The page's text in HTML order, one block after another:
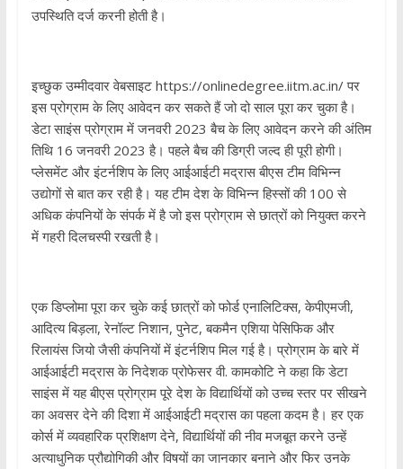
उपस्थिति दर्ज करनी होती है।
इच्छुक उम्मीदवार वेबसाइट https://onlinedegree.iitm.ac.in/ पर
इस प्रोग्राम के लिए आवेदन कर सकते हैं जो दो साल पूरा कर चुका है।
डेटा साइंस प्रोग्राम में जनवरी 2023 बैच के लिए आवेदन करने की अंतिम
तिथि 16 जनवरी 2023 है। पहले बैच की डिग्री जल्द ही पूरी होगी।
प्लेसमेंट और इंटर्नशिप के लिए आईआईटी मद्रास बीएस टीम विभिन्न
उद्योगों से बात कर रही है। यह टीम देश के विभिन्न हिस्सों की 100 से
अधिक कंपनियों के संपर्क में है जो इस प्रोग्राम से छात्रों को नियुक्त करने
में गहरी दिलचस्पी रखती है।
एक डिप्लोमा पूरा कर चुके कई छात्रों को फोर्ड एनालिटिक्स, केपीएमजी,
आदित्य बिड़ला, रेनॉल्ट निशान, पुनेट, बकमैन एशिया पेसिफिक और
रिलायंस जियो जैसी कंपनियों में इंटर्नशिप मिल गई है। प्रोग्राम के बारे में
आईआईटी मद्रास के निदेशक प्रोफेसर वी. कामकोटि ने कहा कि डेटा
साइंस में यह बीएस प्रोग्राम पूरे देश के विद्यार्थियों को उच्च स्तर पर सीखने
का अवसर देने की दिशा में आईआईटी मद्रास का पहला कदम है। हर एक
कोर्स में व्यवहारिक प्रशिक्षण देने, विद्यार्थियों की नीव मजबूत करने उन्हें
अत्याधुनिक प्रौद्योगिकी और विषयों का जानकार बनाने और फिर उनके